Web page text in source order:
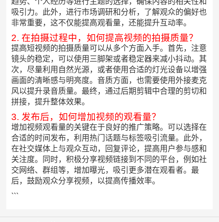
吸引力。此外，进行市场调研和分析，了解观众的偏好也
非常重要，这不仅能提高观看量，还能提升互动率。
2. 在拍摄过程中，如何提高视频的拍摄质量？
提高短视频的拍摄质量可以从多个方面入手。首先，注意
镜头的稳定，可以使用三脚架或者稳定器来减小抖动。其
次，尽量利用自然光源，或者使用合适的灯光设备以增强
画面的清晰感与明亮度。音质方面，也需要使用外接麦克
风以提升录音质量。最终，通过后期剪辑中合理的剪切和
拼接，提升整体效果。
3. 发布后，如何增加视频的观看量？
增加视频观看量的关键在于良好的推广策略。可以选择在
合适的时间发布，利用热门话题与标签吸引流量。此外，
在社交媒体上与观众互动，回复评论，提高用户参与感和
关注度。同时，积极分享视频链接到不同的平台，例如社
交网络、群组等，增加曝光，吸引更多潜在观看者。最
后，鼓励观众分享视频，以提高传播效率。
```